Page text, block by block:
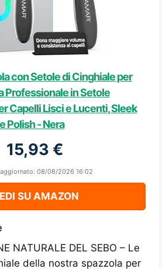
con Setole di Cinghiale per
Professionale in Setole
Capelli Lisci e Lucenti, Sleek
Polish - Nera
15,93 €
08/08/2026 16:02
SU AMAZON
NATURALE DEL SEBO – Le
della nostra spazzola per